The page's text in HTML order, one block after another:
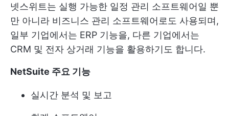
넷스위트는 실행 가능한 일정 관리 소프트웨어일 뿐
만 아니라 비즈니스 관리 소프트웨어로도 사용되며,
일부 기업에서는 ERP 기능을, 다른 기업에서는
CRM 및 전자 상거래 기능을 활용하기도 합니다.
NetSuite 주요 기능
실시간 분석 및 보고